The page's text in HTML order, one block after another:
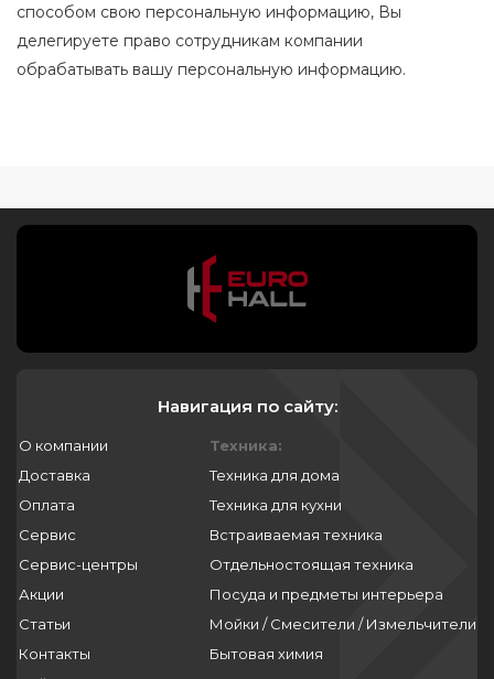
способом свою персональную информацию, Вы
делегируете право сотрудникам компании
обрабатывать вашу персональную информацию.
Навигация по сайту:
О компании
Доставка
Оплата
Сервис
Сервис-центры
Акции
Статьи
Контакты
Техника:
Техника для дома
Техника для кухни
Встраиваемая техника
Отдельностоящая техника
Посуда и предметы интерьера
Мойки / Смесители / Измельчители
Бытовая химия